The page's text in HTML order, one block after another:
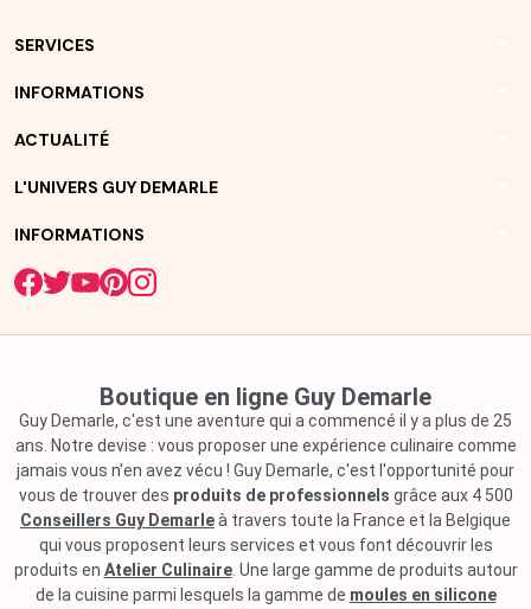
SERVICES
INFORMATIONS
ACTUALITÉ
L'UNIVERS GUY DEMARLE
INFORMATIONS
Boutique en ligne Guy Demarle
Guy Demarle, c'est une aventure qui a commencé il y a plus de 25
ans. Notre devise : vous proposer une expérience culinaire comme
jamais vous n'en avez vécu ! Guy Demarle, c'est l'opportunité pour
vous de trouver des produits de professionnels grâce aux 4 500
Conseillers Guy Demarleà travers toute la France et la Belgique
qui vous proposent leurs services et vous font découvrir les
produits en Atelier Culinaire. Une large gamme de produits autour
de la cuisine parmi lesquels la gamme de moules en silicone